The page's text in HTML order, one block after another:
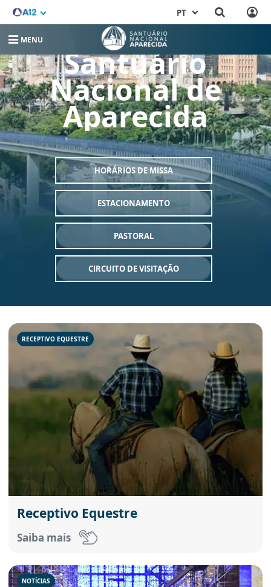
PT
MENU
Santuário
Nacional de
Aparecida
HORÁRIOS DE MISSA
ESTACIONAMENTO
PASTORAL
CIRCUITO DE VISITAÇÃO
RECEPTIVO EQUESTRE
Receptivo Equestre
Saiba mais
NOTÍCIAS